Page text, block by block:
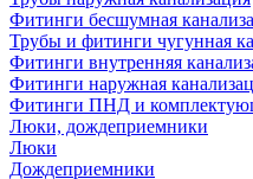
Фитинги бесшумная
Трубы и фитинги чугунная
Фитинги внутренняя
Фитинги наружная
Фитинги ПНД и
Люки, дождеприемники
Люки
Дождеприемники